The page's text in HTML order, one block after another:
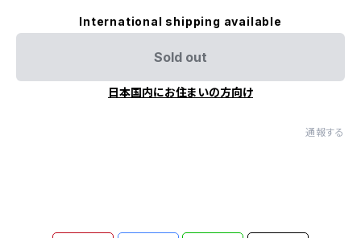
International shipping available
Sold out
日本国内にお住まいの方向け
通報する